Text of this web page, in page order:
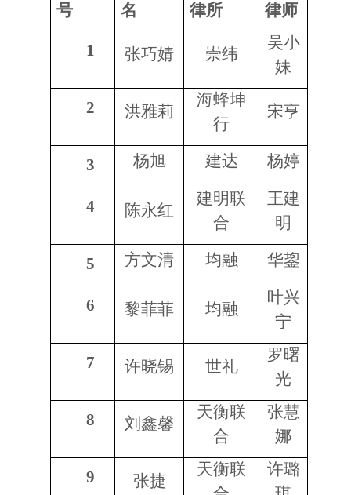
号
名
律所
律师
1 张巧婧 崇纬
吴小
妹
2 洪雅莉
海蜂坤
行
宋亨
3 杨旭 建达 杨婷
4 陈永红
建明联
合
王建
明
5 方文清 均融 华鋆
6 黎菲菲 均融
叶兴
宁
7 许晓锡 世礼
罗曙
光
8 刘鑫馨
天衡联
合
张慧
娜
9 张捷
天衡联
许璐